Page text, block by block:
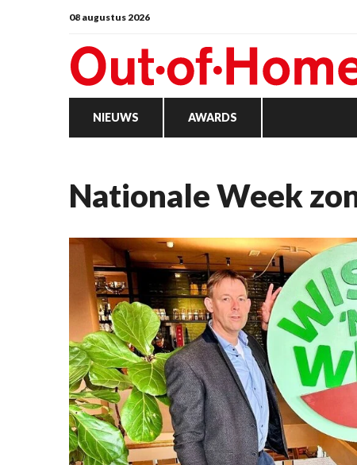
08 augustus 2026
NIEUWS AWARDS
Nationale Week